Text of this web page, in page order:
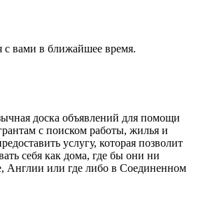
с вами в ближайшее время.
доска объявлений для помощи
с поиском работы, жилья и
услугу, которая позволит
себя как дома, где бы они ни
Англии или где либо в Соединенном